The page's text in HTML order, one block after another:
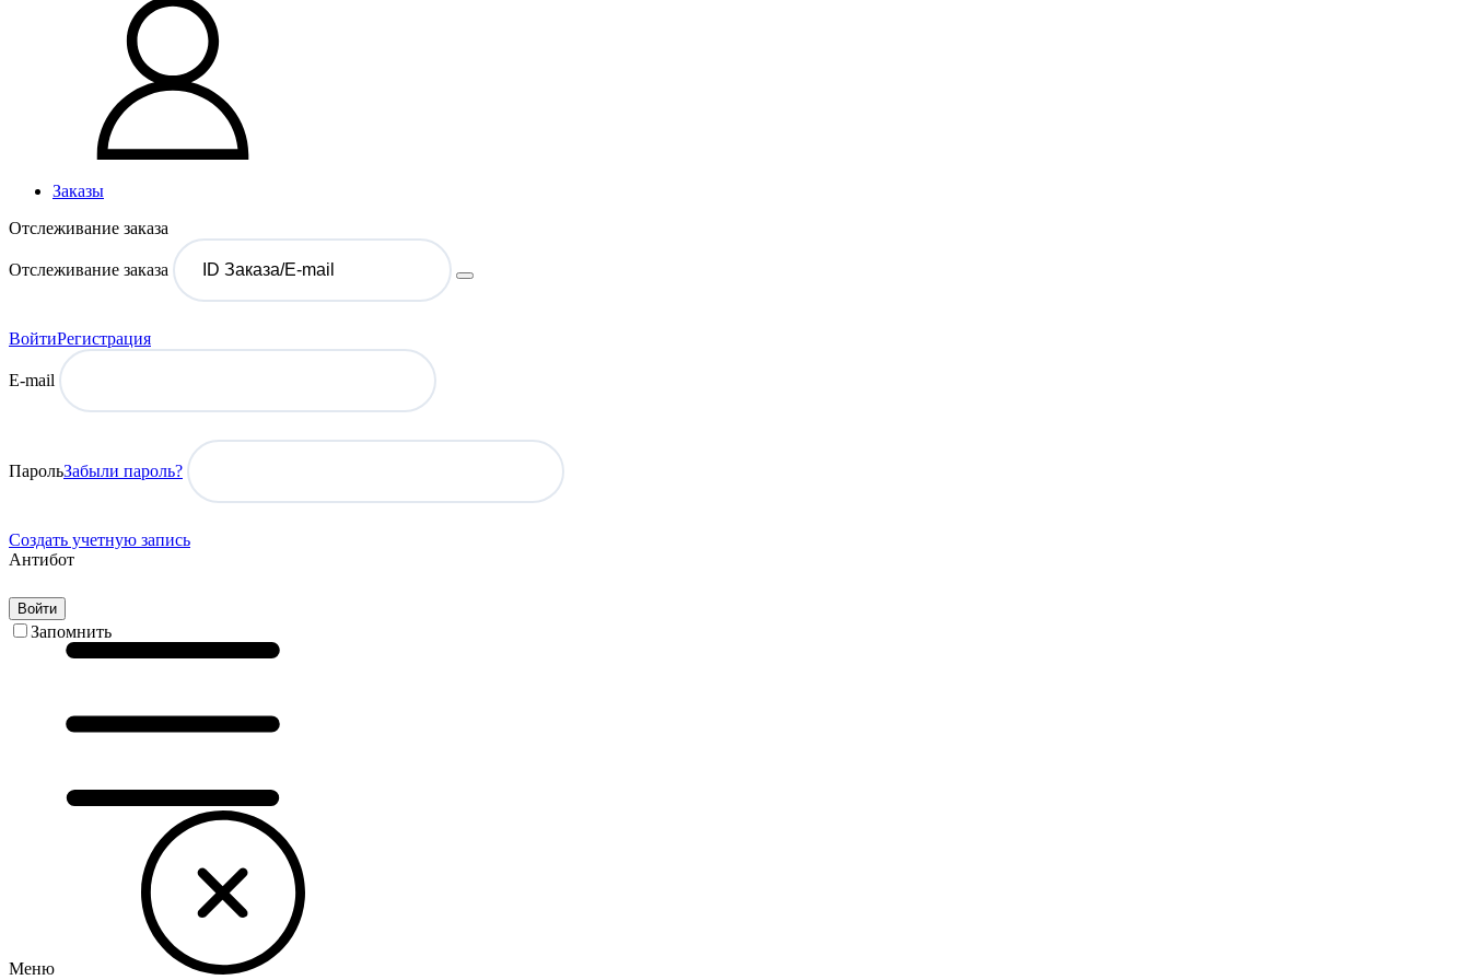
Заказы
Отслеживание заказа
Отслеживание заказа
ВойтиРегистрация
E-mail
ПарольЗабыли пароль?
Создать учетную запись
Антибот
Войти
Запомнить
Меню